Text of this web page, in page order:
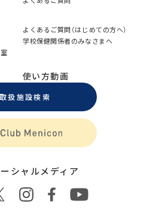
よくあるご質問（はじめての方へ）
学校保健関係者のみなさまへ
使い方動画
取扱施設検索
シャルメディア